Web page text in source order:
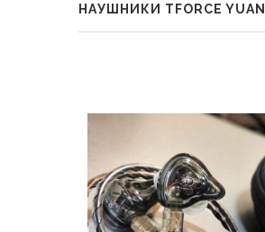
НАУШНИКИ TFORCE